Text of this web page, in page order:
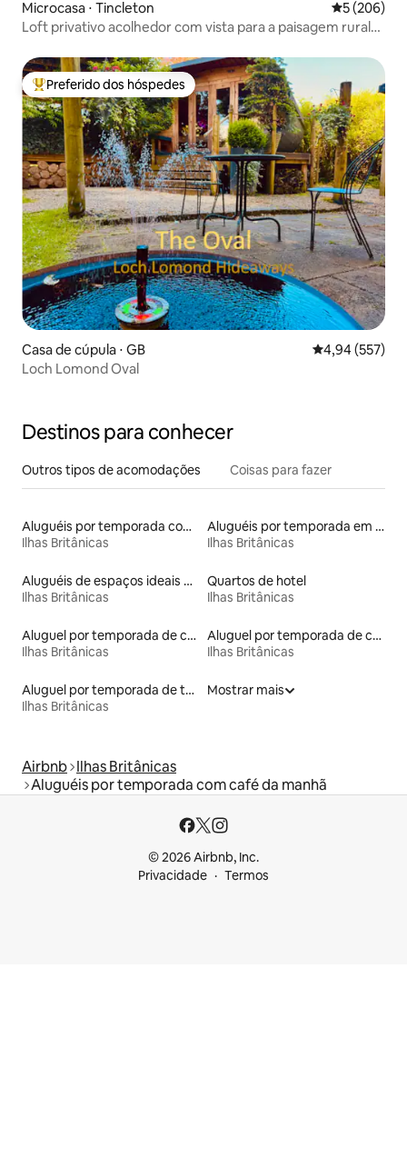
Microcasa ⋅ Tincleton 5 de uma
5 (206)
Loft privativo acolhedor com vista para a paisagem rural
Entre os melhores preferidos dos hóspedes
Preferido dos hóspedes
Casa de cúpula ⋅ GB 4,94 de uma
4,94 (557)
Loch Lomond Oval
Destinos para conhecer
Outros tipos de acomodações Coisas para fazer
Aluguéis por temporada com cama de altura acessível
Ilhas Britânicas
Aluguéis por temporada em resorts
Ilhas Britânicas
Aluguéis de espaços ideais para famílias
Ilhas Britânicas
Quartos de hotel
Ilhas Britânicas
Aluguel por temporada de contêineres
Ilhas Britânicas
Aluguel por temporada de casas-barco
Ilhas Britânicas
Aluguel por temporada de tendas tipi
Ilhas Britânicas
Mostrar mais
Airbnb Ilhas Britânicas
Aluguéis por temporada com café da manhã
© 2026 Airbnb, Inc.
Privacidade
Termos